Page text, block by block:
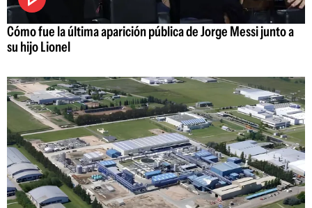
Cómo fue la última aparición pública de Jorge Messi junto a
su hijo Lionel